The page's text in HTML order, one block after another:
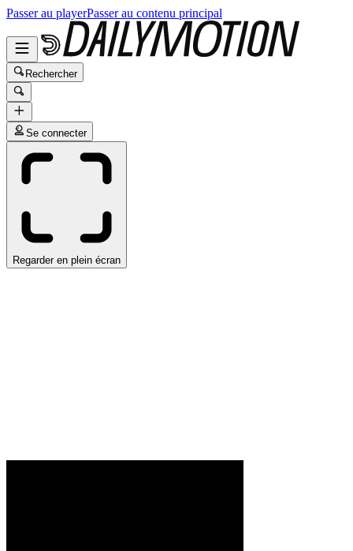
Passer au playerPasser au contenu principal
Rechercher
Se connecter
Regarder en plein écran